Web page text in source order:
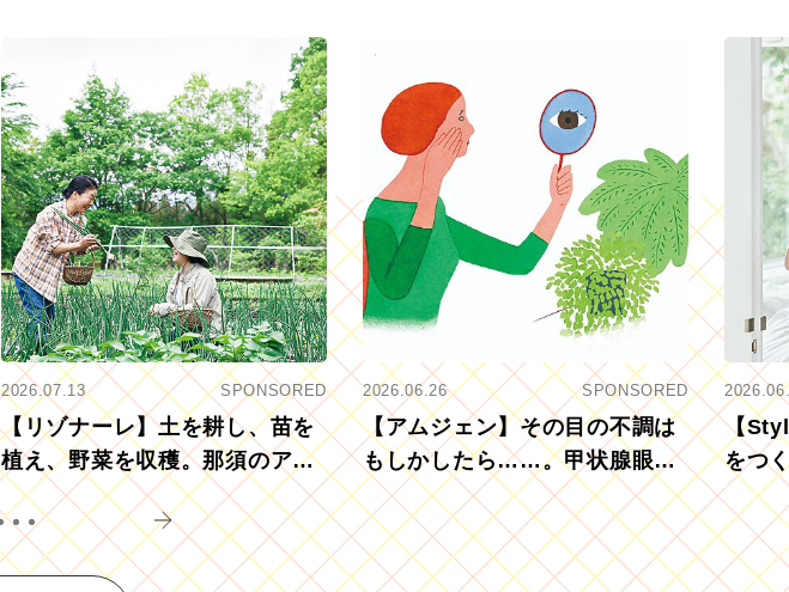
2026.07.13 SPONSORED
【リゾナーレ】土を耕し、苗を
植え、野菜を収穫。那須のアグ
リツーリズモを体験
2026.06.26 SPONSORED
【アムジェン】その目の不調は
もしかしたら……。甲状腺眼症
を知っていますか？
【
をつ